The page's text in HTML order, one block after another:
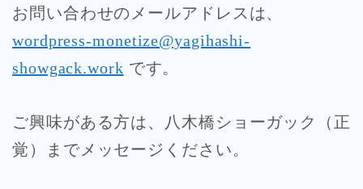
お問い合わせのメールアドレスは、
wordpress-monetize@yagihashi-
showgack.work です。
ご興味がある方は、八木橋ショーガック（正
覚）までメッセージください。